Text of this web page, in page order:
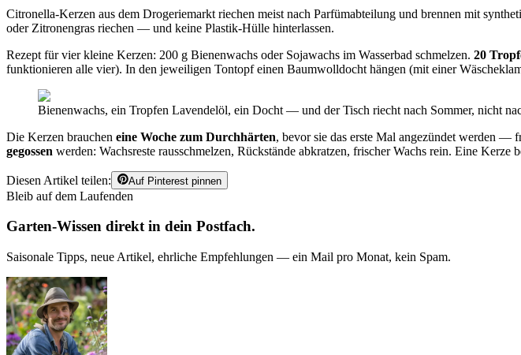
Citronella-Kerzen aus dem Drogeriemarkt riechen meist nach Parfümabteilung und brennen mit
oder Zitronengras riechen — und keine Plastik-Hülle hinterlassen.
Rezept für vier kleine Kerzen: 200 g Bienenwachs oder Sojawachs im Wasserbad schmelzen. 20
funktionieren alle vier). In den jeweiligen Tontopf einen Baumwolldocht hängen (mit einer
Bienenwachs, ein Tropfen Lavendelöl, ein Docht — und der Tisch riecht nach Sommer, nicht
Die Kerzen brauchen eine Woche zum Durchhärten, bevor sie das erste Mal angezündet werden —
gegossen werden: Wachsreste rausschmelzen, Rückstände abkratzen, frischer Wachs rein. Eine
Diesen Artikel teilen: Auf Pinterest pinnen
Bleib auf dem Laufenden
Garten-Wissen direkt in dein Postfach.
Saisonale Tipps, neue Artikel, ehrliche Empfehlungen — ein Mail pro Monat, kein Spam.